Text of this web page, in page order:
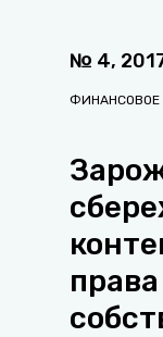
№ 4,
ФИНАНСОВОЕ
права